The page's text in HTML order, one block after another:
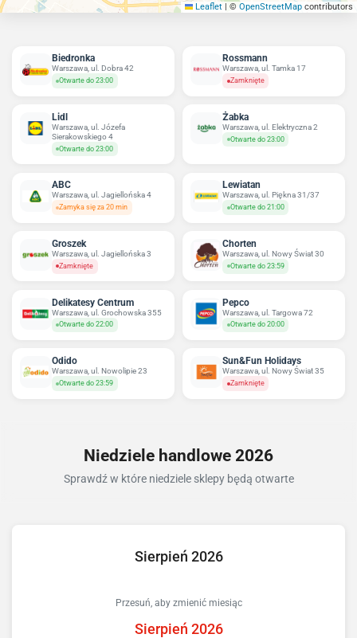
Leaflet | © OpenStreetMap contributors
Biedronka
Warszawa, ul. Dobra 42
Otwarte do 23:00
Rossmann
Warszawa, ul. Tamka 17
Zamknięte
Lidl
Warszawa, ul. Józefa
Sierakowskiego 4
Otwarte do 23:00
Żabka
Warszawa, ul. Elektryczna 2
Otwarte do 23:00
ABC
Warszawa, ul. Jagiellońska 4
Zamyka się za 20 min
Lewiatan
Warszawa, ul. Piękna 31/37
Otwarte do 21:00
Groszek
Warszawa, ul. Jagiellońska 3
Zamknięte
Chorten
Warszawa, ul. Nowy Świat 30
Otwarte do 23:59
Delikatesy Centrum
Warszawa, ul. Grochowska 355
Otwarte do 22:00
Pepco
Warszawa, ul. Targowa 72
Otwarte do 20:00
Odido
Warszawa, ul. Nowolipie 23
Otwarte do 23:59
Sun&Fun Holidays
Warszawa, ul. Nowy Świat 35
Zamknięte
Niedziele handlowe 2026
Sprawdź w które niedziele sklepy będą otwarte
Sierpień 2026
Przesuń, aby zmienić miesiąc
Sierpień 2026